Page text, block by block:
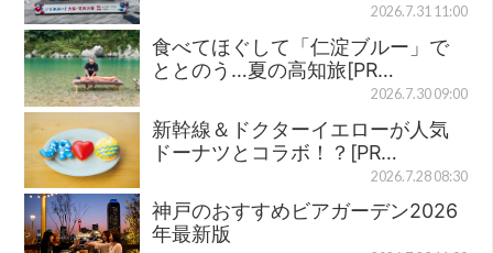
2026.7.31 11:00
食べてほぐして「仁淀ブルー」で
ととのう…夏の高知旅[PR…
2026.7.30 09:00
新幹線＆ドクターイエローが人気
ドーナツとコラボ！？[PR…
2026.7.28 08:30
神戸のおすすめビアガーデン2026
年最新版